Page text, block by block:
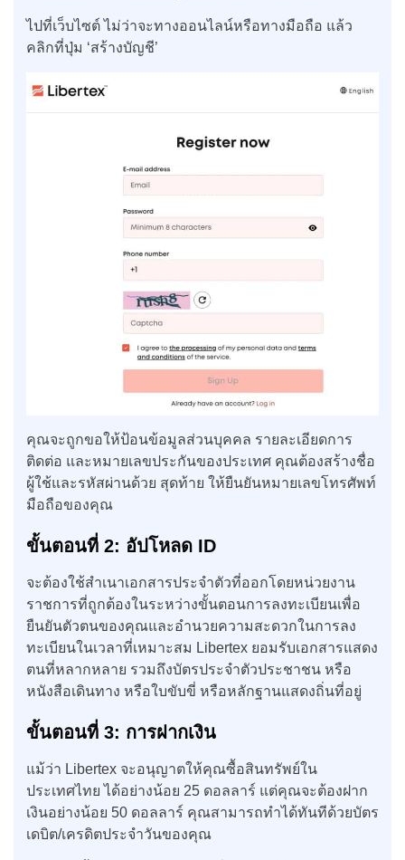
ไปที่เว็บไซต์ ไม่ว่าจะทางออนไลน์หรือทางมือถือ แล้ว
คลิกที่ปุ่ม ‘สร้างบัญชี’
คุณจะถูกขอให้ป้อนข้อมูลส่วนบุคคล รายละเอียดการ
ติดต่อ และหมายเลขประกันของประเทศ คุณต้องสร้างชื่อ
ผู้ใช้และรหัสผ่านด้วย สุดท้าย ให้ยืนยันหมายเลขโทรศัพท์
มือถือของคุณ
ขั้นตอนที่ 2: อัปโหลด ID
จะต้องใช้สำเนาเอกสารประจำตัวที่ออกโดยหน่วยงาน
ราชการที่ถูกต้องในระหว่างขั้นตอนการลงทะเบียนเพื่อ
ยืนยันตัวตนของคุณและอำนวยความสะดวกในการลง
ทะเบียนในเวลาที่เหมาะสม Libertex ยอมรับเอกสารแสดง
ตนที่หลากหลาย รวมถึงบัตรประจำตัวประชาชน หรือ
หนังสือเดินทาง หรือใบขับขี่ หรือหลักฐานแสดงถิ่นที่อยู่
ขั้นตอนที่ 3: การฝากเงิน
แม้ว่า Libertex จะอนุญาตให้คุณซื้อสินทรัพย์ใน
ประเทศไทย ได้อย่างน้อย 25 ดอลลาร์ แต่คุณจะต้องฝาก
เงินอย่างน้อย 50 ดอลลาร์ คุณสามารถทำได้ทันทีด้วยบัตร
เดบิต/เครดิตประจำวันของคุณ